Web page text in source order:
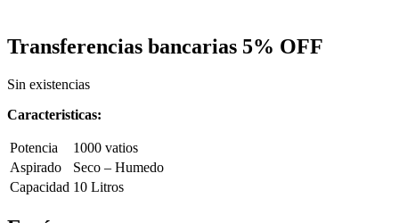
Transferencias bancarias 5% OFF
Sin existencias
Caracteristicas:
Potencia
1000 vatios
Aspirado
Seco – Humedo
Capacidad 10 Litros